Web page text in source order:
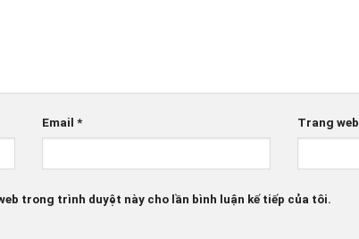
Email * Trang web
trong trình duyệt này cho lần bình luận kế tiếp của tôi.